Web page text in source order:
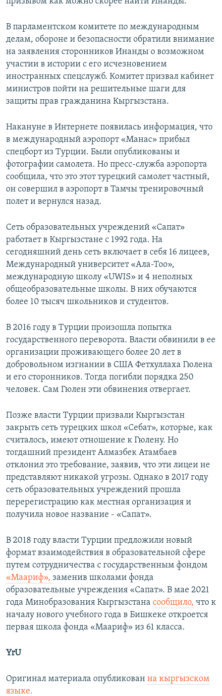
В парламентском комитете по международным
делам, обороне и безопасности обратили внимание
на заявления сторонников Инанды о возможном
участии в истории с его исчезновением
иностранных спецслужб. Комитет призвал кабинет
министров пойти на решительные шаги для
защиты прав гражданина Кыргызстана.
Накануне в Интернете появилась информация, что
в международный аэропорт «Манас» прибыл
спецборт из Турции. Были опубликованы и
фотографии самолета. Но пресс-служба аэропорта
сообщила, что это этот турецкий самолет частный,
он совершил в аэропорт в Тамчы тренировочный
полет и вернулся назад.
Сеть образовательных учреждений «Сапат»
работает в Кыргызстане с 1992 года. На
сегодняшний день сеть включает в себя 16 лицеев,
Международный университет «Ала-Тоо»,
международную школу «UWIS» и 4 неполных
общеобразовательные школы. В них обучаются
более 10 тысяч школьников и студентов.
В 2016 году в Турции произошла попытка
государственного переворота. Власти обвинили в ее
организации проживающего более 20 лет в
добровольном изгнании в США Фетхуллаха Гюлена
и его сторонников. Тогда погибли порядка 250
человек. Сам Гюлен эти обвинения отвергает.
Позже власти Турции призвали Кыргызстан
закрыть сеть турецких школ «Себат», которые, как
считалось, имеют отношение к Гюлену. Но
тогдашний президент Алмазбек Атамбаев
отклонил это требование, заявив, что эти лицеи не
представляют никакой угрозы. Однако в 2017 году
сеть образовательных учреждений прошла
перерегистрацию как местная организация и
получила новое название - «Сапат».
В 2018 году власти Турции предложили новый
формат взаимодействия в образовательной сфере
путем сотрудничества с государственным фондом
«Маариф», заменив школами фонда
образовательные учреждения «Сапат». В мае 2021
года Минобразования Кыргызстана сообщило, что к
началу нового учебного года в Бишкеке откроется
первая школа фонда «Маариф» из 61 класса.
YrU
Оригинал материала опубликован на кыргызском
языке.